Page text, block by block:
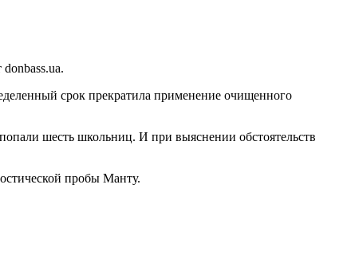
срок прекратила применение очищенного
шесть школьниц. И при выяснении обстоятельств
пробы Манту.